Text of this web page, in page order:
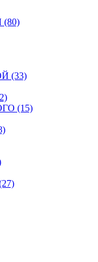
(33)
(15)